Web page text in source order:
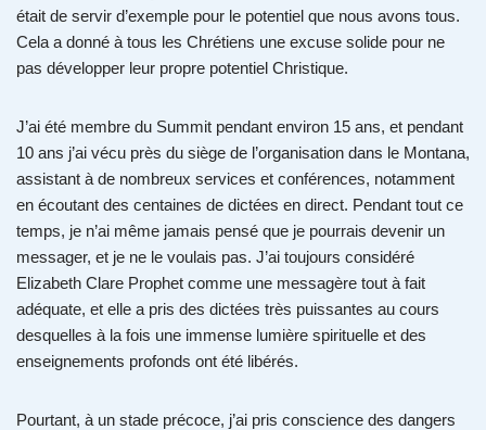
était de servir d’exemple pour le potentiel que nous avons tous.
Cela a donné à tous les Chrétiens une excuse solide pour ne
pas développer leur propre potentiel Christique.
J’ai été membre du Summit pendant environ 15 ans, et pendant
10 ans j’ai vécu près du siège de l’organisation dans le Montana,
assistant à de nombreux services et conférences, notamment
en écoutant des centaines de dictées en direct. Pendant tout ce
temps, je n’ai même jamais pensé que je pourrais devenir un
messager, et je ne le voulais pas. J’ai toujours considéré
Elizabeth Clare Prophet comme une messagère tout à fait
adéquate, et elle a pris des dictées très puissantes au cours
desquelles à la fois une immense lumière spirituelle et des
enseignements profonds ont été libérés.
Pourtant, à un stade précoce, j’ai pris conscience des dangers